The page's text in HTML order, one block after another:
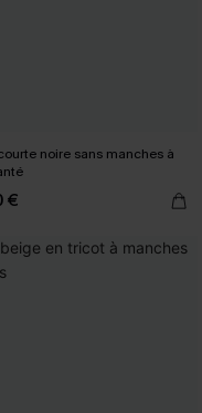
noire sans manches à
€